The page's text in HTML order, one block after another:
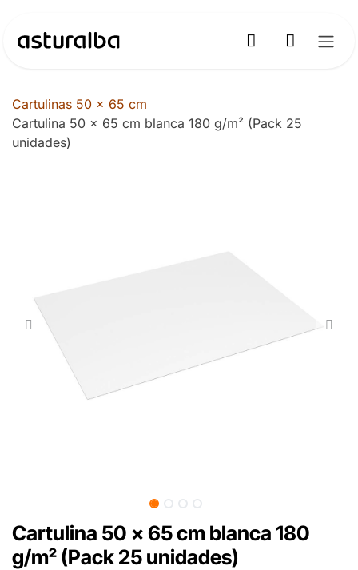
Cartulinas 50 x 65 cm
Cartulina 50 x 65 cm blanca 180 g/m² (Pack 25
unidades)
Cartulina 50 x 65 cm blanca 180
g/m² (Pack 25 unidades)